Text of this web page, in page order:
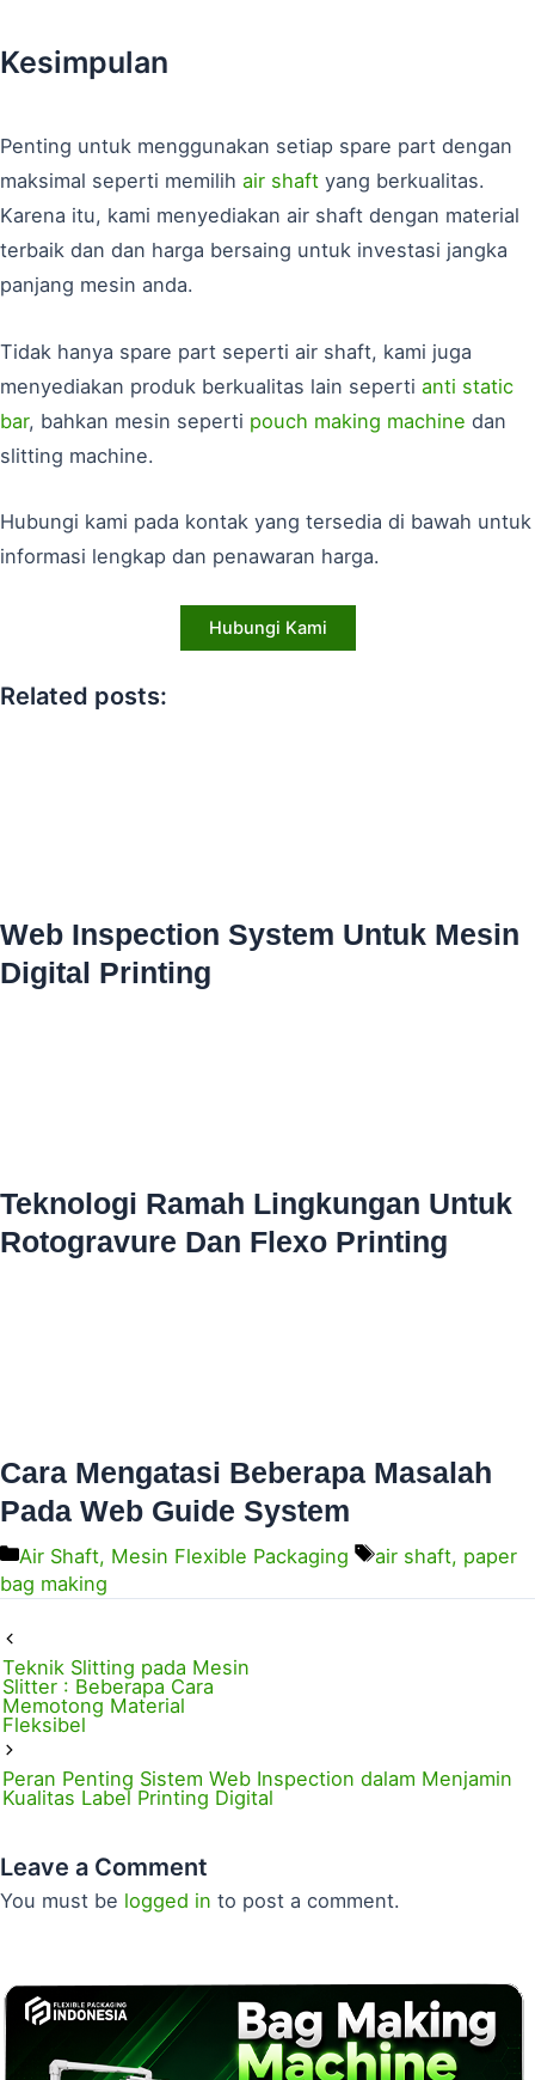
Kesimpulan
Penting untuk menggunakan setiap spare part dengan
maksimal seperti memilih air shaft yang berkualitas.
Karena itu, kami menyediakan air shaft dengan material
terbaik dan dan harga bersaing untuk investasi jangka
panjang mesin anda.
Tidak hanya spare part seperti air shaft, kami juga
menyediakan produk berkualitas lain seperti anti static
bar, bahkan mesin seperti pouch making machine dan
slitting machine.
Hubungi kami pada kontak yang tersedia di bawah untuk
informasi lengkap dan penawaran harga.
Hubungi Kami
Related posts:
Web Inspection System Untuk Mesin
Digital Printing
Teknologi Ramah Lingkungan Untuk
Rotogravure Dan Flexo Printing
Cara Mengatasi Beberapa Masalah
Pada Web Guide System
Air Shaft, Mesin Flexible Packaging air shaft, paper
bag making
Teknik Slitting pada Mesin
Slitter : Beberapa Cara
Memotong Material
Fleksibel
Peran Penting Sistem Web Inspection dalam Menjamin
Kualitas Label Printing Digital
Leave a Comment
You must be logged in to post a comment.